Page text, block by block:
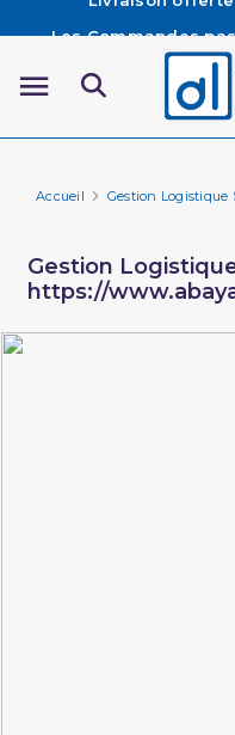
sont préparées
Besoin d'aide
Livraison
Accueil Gestion Logistique
Gestion
https://